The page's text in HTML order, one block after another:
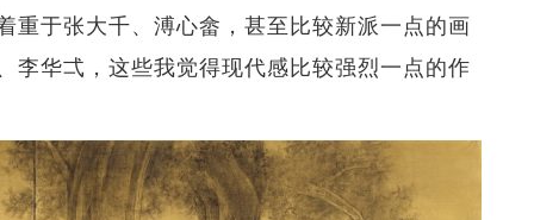
重于张大千、溥心畲，甚至比较新派一点的画
李华弌，这些我觉得现代感比较强烈一点的作